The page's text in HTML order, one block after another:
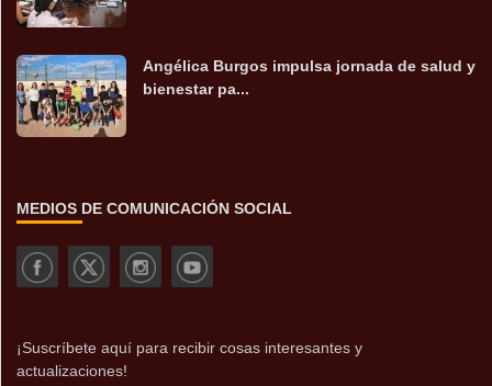
Angélica Burgos impulsa jornada de salud y
bienestar pa...
MEDIOS DE COMUNICACIÓN SOCIAL
¡Suscríbete aquí para recibir cosas interesantes y
actualizaciones!